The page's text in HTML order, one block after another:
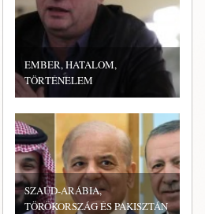
EMBER, HATALOM,
TÖRTÉNELEM
SZAÚD-ARÁBIA,
TÖRÖKORSZÁG ÉS PAKISZTÁN